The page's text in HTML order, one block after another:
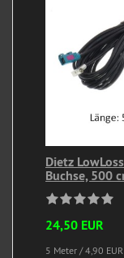
Dietz
Buchse, 500
24,50 EUR
5 Meter / 4,90